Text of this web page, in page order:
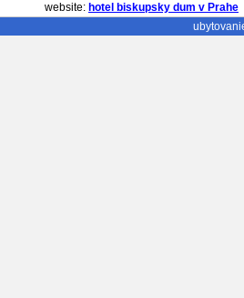
website: hotel biskupsky dum v Prahe